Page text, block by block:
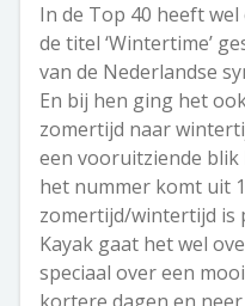
In de Top 40 heeft
de titel ‘Wintertime’
van de Nederlandse
En bij hen ging het
zomertijd naar
een vooruitziende
het nummer komt uit
zomertijd/wintertijd is
Kayak gaat het wel
speciaal over een